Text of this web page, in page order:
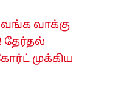
வங்க வாக்கு
முக்கிய